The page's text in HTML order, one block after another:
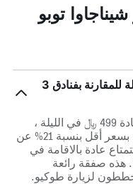
توبو
هل الأسعار في شيناجاوا توبو هوتل قابلة للمقارنة بفنادق 3
تكلف فنادق طوكيو المصنفة 3 نجوم عادة 499 ﷼ في الليلة ،
ولكن وسطياً يتوفر شيناجاوا توبو هوتل بسعر أقل بنسبة 21% عن
عادة بالاقامة في
﷼ في الليلة. هذه صفقة رائعة